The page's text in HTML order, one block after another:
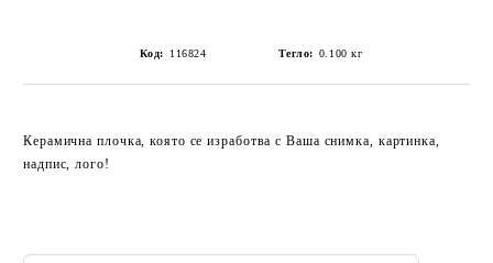
Код: 116824 Тегло: 0.100 кг
Керамична плочка, която се изработва с Ваша снимка, картинка,
надпис, лого!